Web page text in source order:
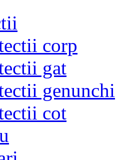
corp
gat
genunchi
cot